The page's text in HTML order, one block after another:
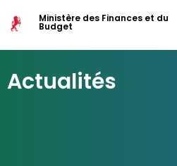
Ministère des Finances et du
Budget
Actualités